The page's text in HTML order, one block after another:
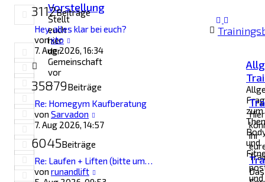
Vorstellung
Stellt
euch
hier
der
Gemeinschaft
vor
...
3112Beiträge
Hey, alles klar bei euch?
vonxto
Beitrag
7. Aug 2026, 16:34
zum
und
35879Beiträge
Re: Homegym Kaufberatung
von Sarvadon
Beitrag
7. Aug 2026, 14:57
Hier
ihr
und
6045Beiträge
Re: Laufen + Liften (bitte um…
von runandlift
Das